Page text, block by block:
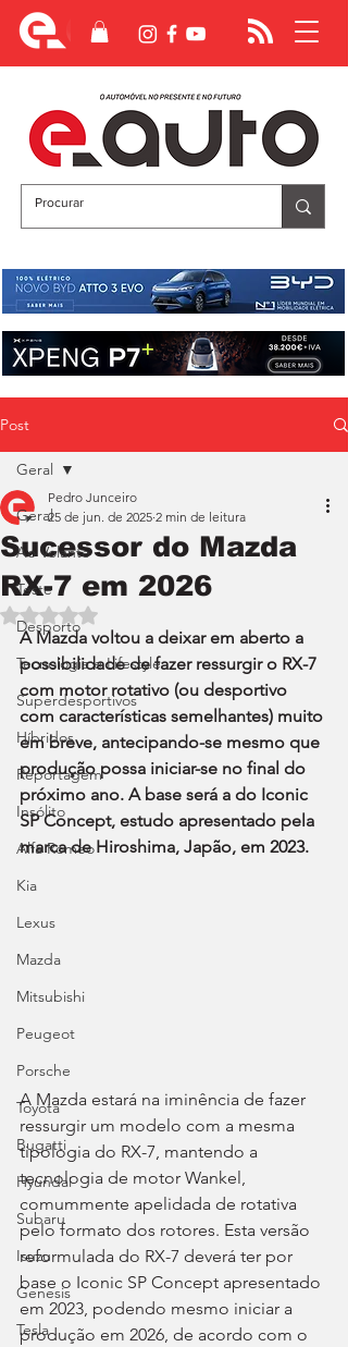
Post
Geral
Ao Volante
Teste
Desporto
Tecnologia e Lifestyle
Superdesportivos
Híbridos
Reportagem
Insólito
Alfa Romeo
Kia
Lexus
Mazda
Mitsubishi
Peugeot
Porsche
Toyota
Bugatti
Hyundai
Subaru
Isuzu
Genesis
Tesla
Geral
Sucessor do Mazda
RX-7 em 2026
Pedro Junceiro
25 de jun. de 2025 2 min de leitura
Avaliado com NaN de 5 estrelas.
A Mazda voltou a deixar em aberto a
possibilidade de fazer ressurgir o RX-7
com motor rotativo (ou desportivo
com características semelhantes) muito
em breve, antecipando-se mesmo que
produção possa iniciar-se no final do
próximo ano. A base será a do Iconic
SP Concept, estudo apresentado pela
marca de Hiroshima, Japão, em 2023.
A Mazda estará na iminência de fazer
ressurgir um modelo com a mesma
tipologia do RX-7, mantendo a
tecnologia de motor Wankel,
comummente apelidada de rotativa
pelo formato dos rotores. Esta versão
reformulada do RX-7 deverá ter por
base o Iconic SP Concept apresentado
em 2023, podendo mesmo iniciar a
produção em 2026, de acordo com o